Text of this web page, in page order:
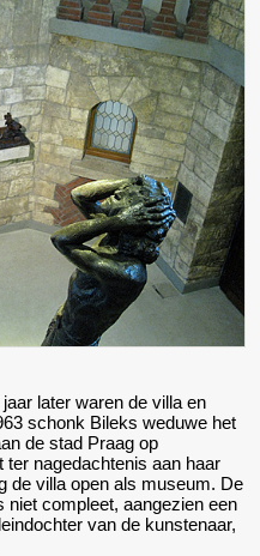
later waren de villa en
schonk Bileks weduwe het
de stad Praag op
nagedachtenis aan haar
de villa open als museum. De
niet compleet, aangezien een
van de kunstenaar,